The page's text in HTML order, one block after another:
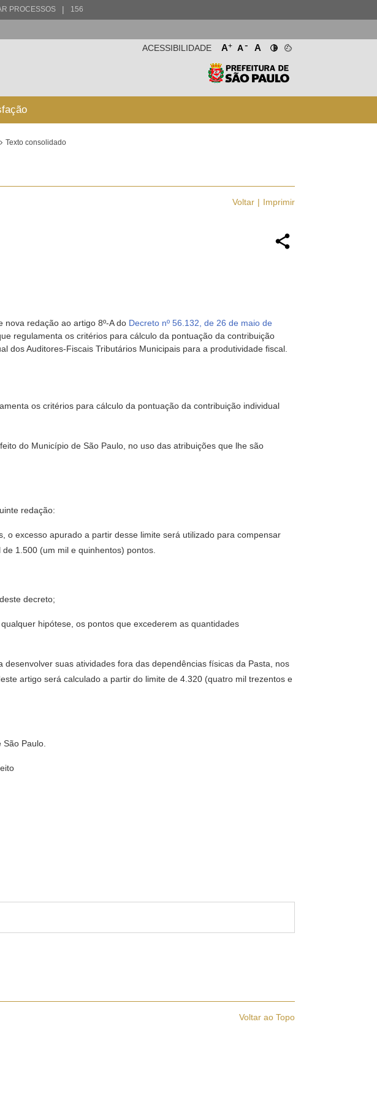
PROCESSOS | 156
A+ A- A
ACESSIBILIDADE
Texto consolidado
Voltar Imprimir
nova redação ao artigo 8º-A do Decreto nº 56.132, de 26 de maio de
regulamenta os critérios para cálculo da pontuação da contribuição
dos Auditores-Fiscais Tributários Municipais para a produtividade fiscal.
os critérios para cálculo da pontuação da contribuição individual
do Município de São Paulo, no uso das atribuições que lhe são
redação:
o excesso apurado a partir desse limite será utilizado para compensar
1.500 (um mil e quinhentos) pontos.
decreto;
hipótese, os pontos que excederem as quantidades
suas atividades fora das dependências físicas da Pasta, nos
artigo será calculado a partir do limite de 4.320 (quatro mil trezentos e
Paulo.
Voltar ao Topo